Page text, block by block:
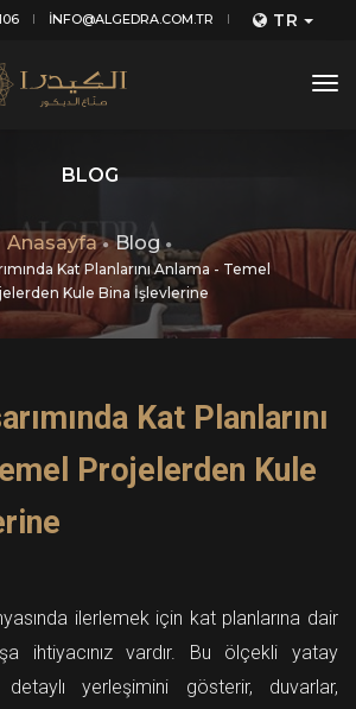
INFO@ALGEDRA.COM.TR TR
BLOG
Anasayfa Blog
Kat Planlarını Anlama - Temel
Kule Bina İşlevlerine
Kat Planlarını
Projelerden Kule
ilerlemek için kat planlarına dair
ihtiyacınız vardır. Bu ölçekli yatay
detaylı yerleşimini gösterir, duvarlar,